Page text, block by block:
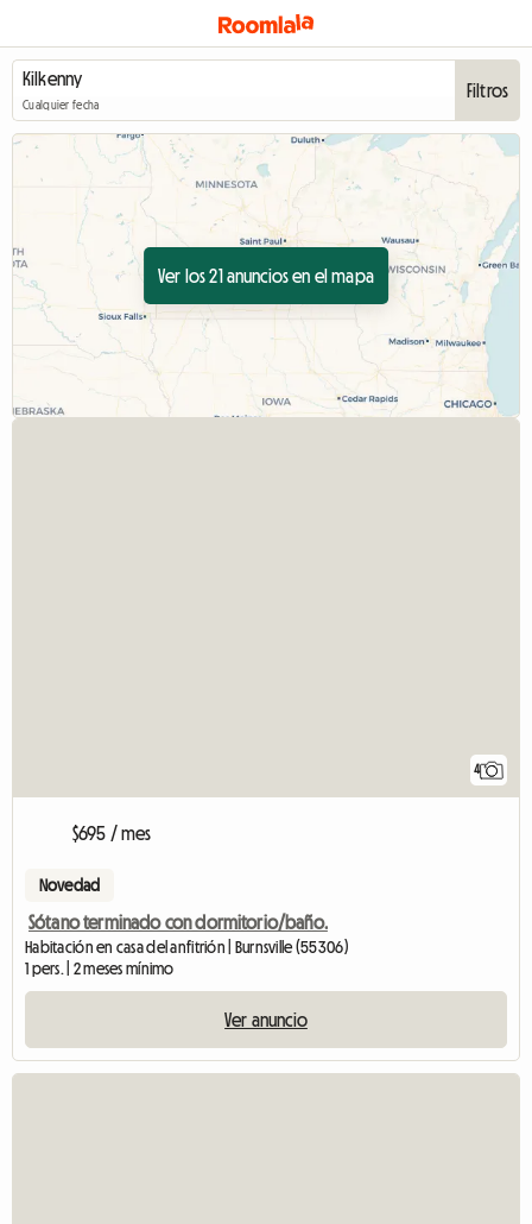
Cualquier fecha
Filtros
Ver los 21 anuncios en el mapa
4
$695 / mes
Novedad
Sótano terminado con dormitorio/baño.
Habitación en casa del anfitrión | Burnsville (55306)
1 pers. | 2 meses mínimo
Ver anuncio